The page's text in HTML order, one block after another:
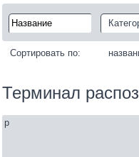
Сортировать по:
Терминал
p